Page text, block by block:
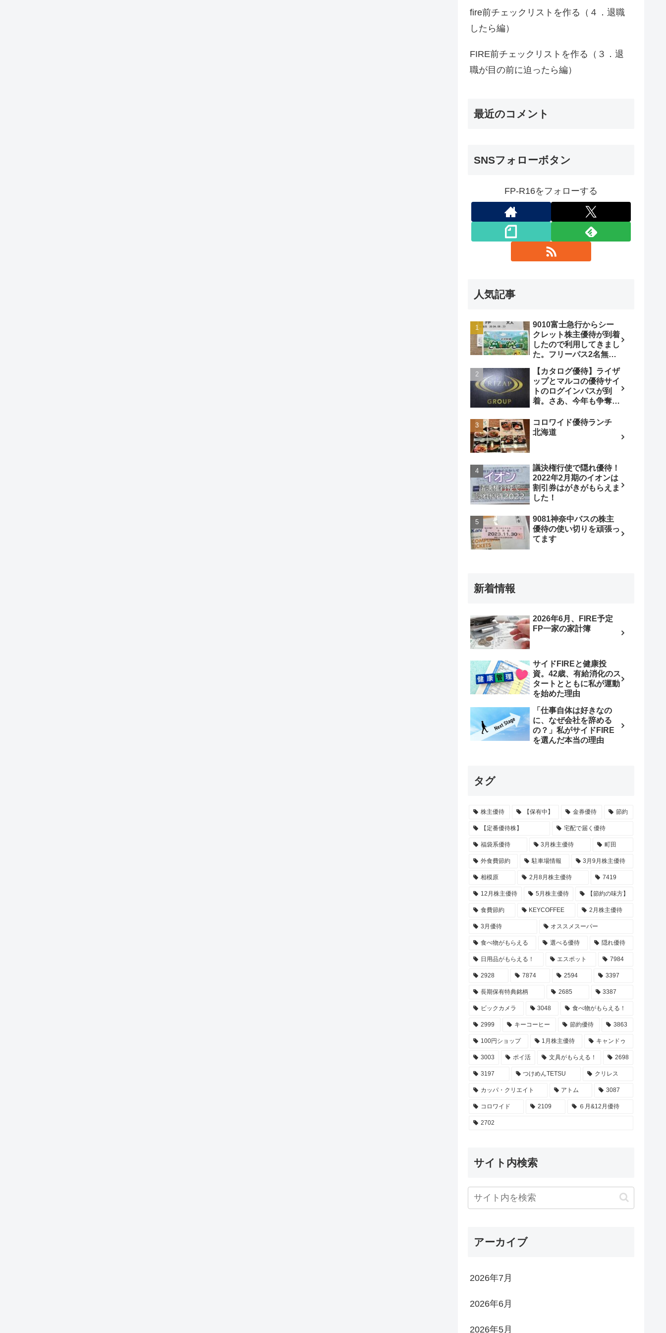
fire前チェックリストを作る（４．退職
したら編）
FIRE前チェックリストを作る（３．退
職が目の前に迫ったら編）
最近のコメント
SNSフォローボタン
FP-R16をフォローする
人気記事
9010富士急行からシー
クレット株主優待が到着
したので利用してきまし
た。フリーパス2名無
【カタログ優待】ライザ
ップとマルコの優待サイ
トのログインパスが到
着。さあ、今年も争奪戦
コロワイド優待ランチ
北海道
議決権行使で隠れ優待！
2022年2月期のイオンは
割引券はがきがもらえま
した！
9081神奈中バスの株主
優待の使い切りを頑張っ
てます
新着情報
2026年6月、FIRE予定
FP一家の家計簿
サイドFIREと健康投
資。42歳、有給消化のス
タートとともに私が運動
を始めた理由
「仕事自体は好きなの
に、なぜ会社を辞める
の？」私がサイドFIRE
を選んだ本当の理由
タグ
株主優待 【保有中】 金券優待 節約
【定番優待株】 宅配で届く優待
福袋系優待 3月株主優待 町田
外食費節約 駐車場情報 3月9月株主優待
相模原 2月8月株主優待 7419
12月株主優待 5月株主優待 【節約の味方】
食費節約 KEYCOFFEE 2月株主優待
3月優待 オススメスーパー
食べ物がもらえる 選べる優待 隠れ優待
日用品がもらえる！ エスポット 7984
2928 7874 2594 3397
長期保有特典銘柄 2685 3387
ビックカメラ 3048 食べ物がもらえる！
2999 キーコーヒー 節約優待 3863
100円ショップ 1月株主優待 キャンドゥ
3003 ポイ活 文具がもらえる！ 2698
3197 つけめんTETSU クリレス
カッパ・クリエイト アトム 3087
コロワイド 2109 ６月&12月優待
2702
サイト内検索
アーカイブ
2026年7月
2026年6月
2026年5月